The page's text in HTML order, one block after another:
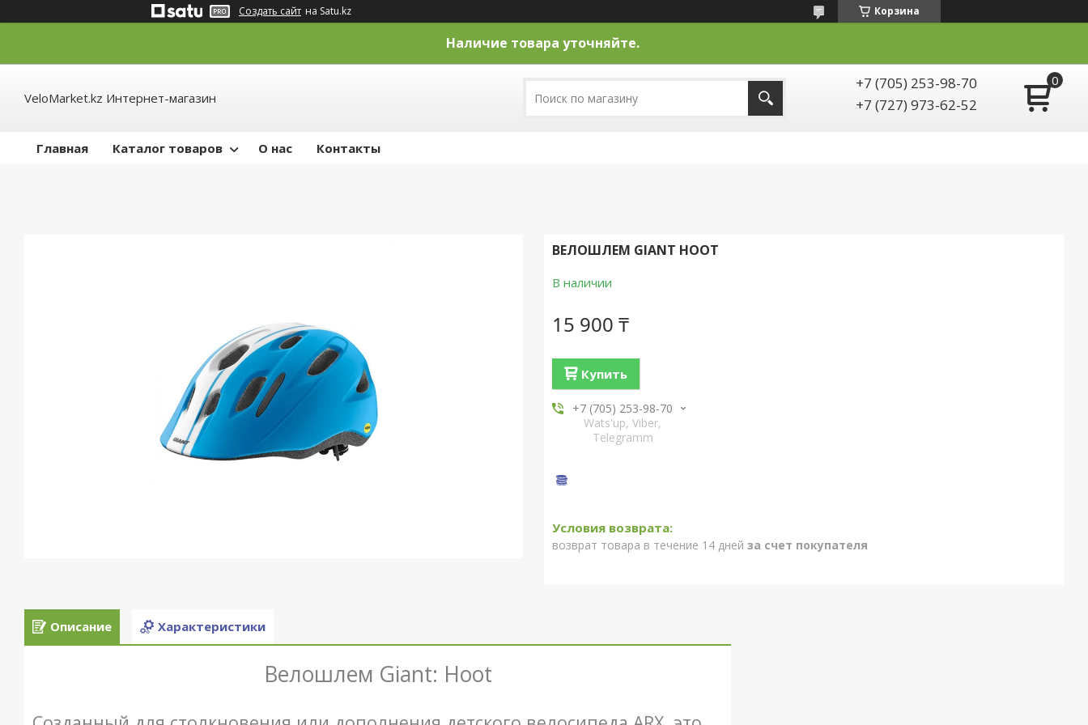
Создать сайт на Satu.kz Корзина
Наличие товара уточняйте.
VeloMarket.kz Интернет-магазин
+7 (705) 253-98-70
+7 (727) 973-62-52
Главная Каталог товаров О нас Контакты
ВЕЛОШЛЕМ GIANT HOOT
В наличии
15 900 ₸
Купить
+7 (705) 253-98-70
Wats'up, Viber,
Telegramm
возврат товара в течение 14 дней за счет покупателя
Описание Характеристики
Велошлем Giant: Hoot